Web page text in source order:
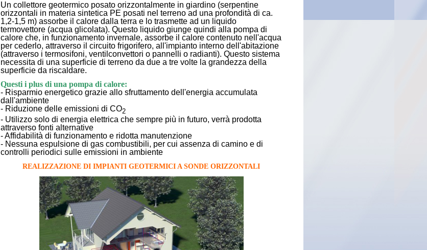
Un collettore geotermico posato orizzontalmente in giardino (serpentine
orizzontali in materia sintetica PE posati nel terreno ad una profondità di ca.
1,2-1,5 m) assorbe il calore dalla terra e lo trasmette ad un liquido
termovettore (acqua glicolata). Questo liquido giunge quindi alla pompa di
calore che, in funzionamento invernale, assorbe il calore contenuto nell'acqua
per cederlo, attraverso il circuito frigorifero, all'impianto interno dell'abitazione
(attraverso i termosifoni, ventilconvettori o pannelli o radianti). Questo sistema
necessita di una superficie di terreno da due a tre volte la grandezza della
superficie da riscaldare.
Questi i plus di una pompa di calore:
- Risparmio energetico grazie allo sfruttamento dell'energia accumulata
dall'ambiente
- Riduzione delle emissioni di CO2
- Utilizzo solo di energia elettrica che sempre più in futuro, verrà prodotta
attraverso fonti alternative
- Affidabilità di funzionamento e ridotta manutenzione
- Nessuna espulsione di gas combustibili, per cui assenza di camino e di
controlli periodici sulle emissioni in ambiente
REALIZZAZIONE DI IMPIANTI GEOTERMICI A SONDE ORIZZONTALI